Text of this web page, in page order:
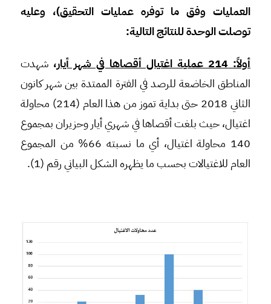
العمليات وفق ما توفره عمليات التحقيق)، وعليه
توصلت الوحدة للنتائج التالية:
أولاً: 214 عملية اغتيال أقصاها في شهر أيار
،شهدت
المناطق الخاضعة للرصد في الفترة الممتدة بين شهر كانون
الثاني 2018 حتى بداية تموز من هذا العام (214) محاولة
اغتيال، حيث بلغت أقصاها في شهري أيار وحزيران بمجموع
140 محاولة اغتيال، أي ما نسبته 66% من المجموع
العام للاغتيالات بحسب ما يظهره الشكل البياني رقم (1).